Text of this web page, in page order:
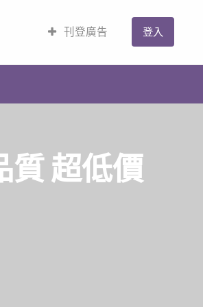
刊登廣告 登入
質 超低價